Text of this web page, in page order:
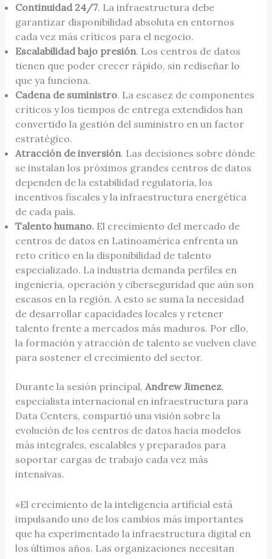
Continuidad 24/7. La infraestructura debe
garantizar disponibilidad absoluta en entornos
cada vez más críticos para el negocio.
Escalabilidad bajo presión. Los centros de datos
tienen que poder crecer rápido, sin rediseñar lo
que ya funciona.
Cadena de suministro. La escasez de componentes
críticos y los tiempos de entrega extendidos han
convertido la gestión del suministro en un factor
estratégico.
Atracción de inversión. Las decisiones sobre dónde
se instalan los próximos grandes centros de datos
dependen de la estabilidad regulatoria, los
incentivos fiscales y la infraestructura energética
de cada país.
Talento humano.El crecimiento del mercado de
centros de datos en Latinoamérica enfrenta un
reto crítico en la disponibilidad de talento
especializado. La industria demanda perfiles en
ingeniería, operación y ciberseguridad que aún son
escasos en la región. A esto se suma la necesidad
de desarrollar capacidades locales y retener
talento frente a mercados más maduros. Por ello,
la formación y atracción de talento se vuelven clave
para sostener el crecimiento del sector.
Durante la sesión principal, Andrew Jimenez,
especialista internacional en infraestructura para
Data Centers, compartió una visión sobre la
evolución de los centros de datos hacia modelos
más integrales, escalables y preparados para
soportar cargas de trabajo cada vez más
intensivas.
«El crecimiento de la inteligencia artificial está
impulsando uno de los cambios más importantes
que ha experimentado la infraestructura digital en
los últimos años. Las organizaciones necesitan